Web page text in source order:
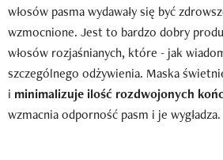
włosów pasma wydawały się być
wzmocnione. Jest to bardzo dobry
włosów rozjaśnianych, które - jak
szczególnego odżywienia. Maska
i minimalizuje ilość rozdwojonych
wzmacnia odporność pasm i je wygładza.